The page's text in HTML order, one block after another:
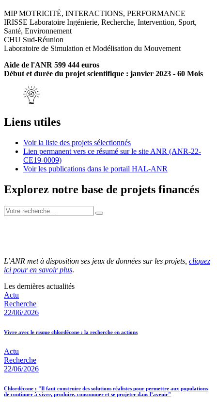
MIP MOTRICITÉ, INTERACTIONS, PERFORMANCE
IRISSE Laboratoire Ingénierie, Recherche, Intervention, Sport,
Santé, Environnement
CHU Sud-Réunion
Laboratoire de Simulation et Modélisation du Mouvement
Aide de l'ANR 599 444 euros
Début et durée du projet scientifique : janvier 2023 - 60 Mois
Liens utiles
Voir la liste des projets sélectionnés
Lien permanent vers ce résumé sur le site ANR (ANR-22-
CE19-0009)
Voir les publications dans le portail HAL-ANR
Explorez notre base de projets financés
L’ANR met à disposition ses jeux de données sur les projets, cliquez
ici pour en savoir plus.
Les dernières actualités
Actu
Recherche
22/06/2026
Vivre avec le risque chlordécone : la recherche en actions
Actu
Recherche
22/06/2026
Chlordécone : "Il faut construire des solutions réalistes pour permettre aux populations
de continuer à vivre, produire, consommer et se projeter dans l’avenir"